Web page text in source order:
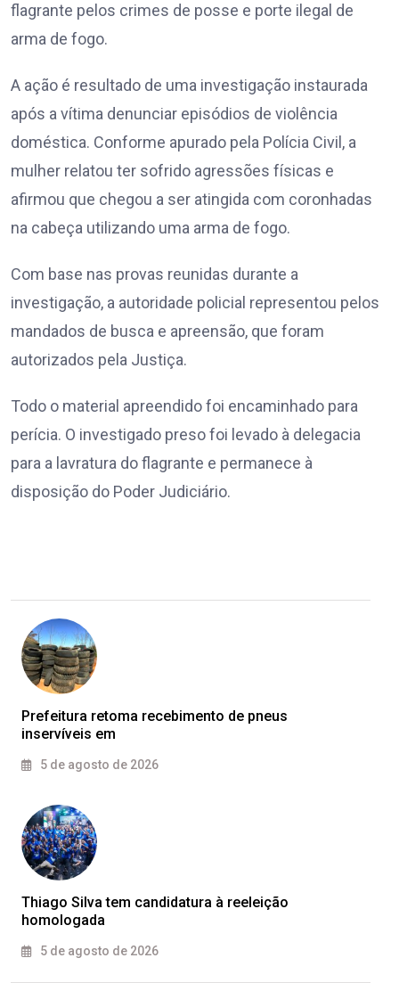
flagrante pelos crimes de posse e porte ilegal de
arma de fogo.
A ação é resultado de uma investigação instaurada
após a vítima denunciar episódios de violência
doméstica. Conforme apurado pela Polícia Civil, a
mulher relatou ter sofrido agressões físicas e
afirmou que chegou a ser atingida com coronhadas
na cabeça utilizando uma arma de fogo.
Com base nas provas reunidas durante a
investigação, a autoridade policial representou pelos
mandados de busca e apreensão, que foram
autorizados pela Justiça.
Todo o material apreendido foi encaminhado para
perícia. O investigado preso foi levado à delegacia
para a lavratura do flagrante e permanece à
disposição do Poder Judiciário.
Prefeitura retoma recebimento de pneus
inservíveis em
5 de agosto de 2026
Thiago Silva tem candidatura à reeleição
homologada
5 de agosto de 2026